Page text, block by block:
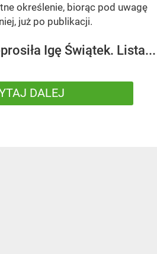
określenie, biorąc pod uwagę
już po publikacji.
Igę Świątek. Lista...
DALEJ